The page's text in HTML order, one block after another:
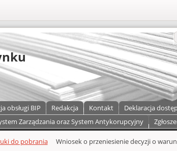
obsługi BIP Redakcja Kontakt Deklaracja
Zarządzania oraz System Antykorupcyjny
do pobrania Wniosek o przeniesienie decyzji o